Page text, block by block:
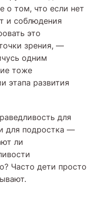
о том, что если нет
и соблюдения
это
зрения, —
одним
тоже
этапа развития
для
для подростка —
ли
Часто дети просто